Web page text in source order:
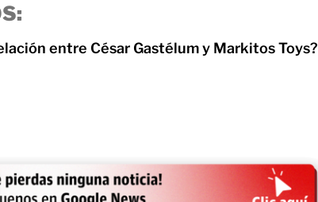
entre César Gastélum y Markitos Toys?